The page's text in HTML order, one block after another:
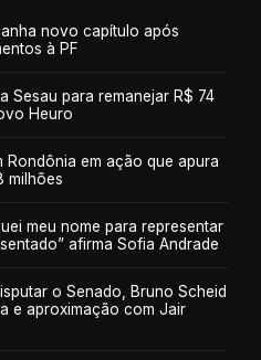
novo capítulo após
à PF
Sesau para remanejar R$ 74
Heuro
Rondônia em ação que apura
milhões
meu nome para representar
afirma Sofia Andrade
o Senado, Bruno Scheid
e aproximação com Jair